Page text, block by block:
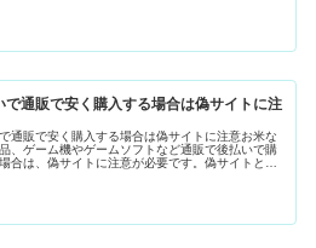
で通販で安く購入する場合は偽サイトに注
通販で安く購入する場合は偽サイトに注意お米な
、ゲーム機やゲームソフトなど通販で後払いで購
合は、偽サイトに注意が必要です。偽サイトと